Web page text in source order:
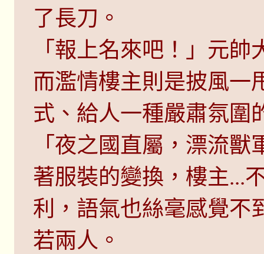
了長刀。
「報上名來吧！」元帥
而濫情樓主則是披風一
式、給人一種嚴肅氛圍
「夜之國直屬，漂流
著服裝的變換，樓主...
利，語氣也絲毫感覺不
若兩人。